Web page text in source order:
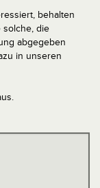
behalten
solche, die
abgegeben
in unseren